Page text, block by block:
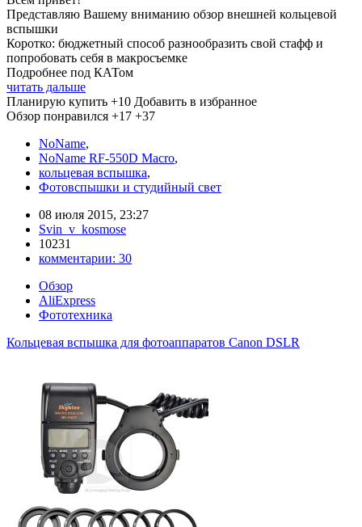
Представляю Вашему вниманию обзор внешней кольцевой
вспышки
Коротко: бюджетный способ разнообразить свой стафф и
попробовать себя в макросъемке
Подробнее под КАТом
читать дальше
Планирую купить +10 Добавить в избранное
Обзор понравился +17 +37
NoName,
NoName RF-550D Macro,
кольцевая вспышка,
Фотовспышки и студийный свет
08 июля 2015, 23:27
Svin_v_kosmose
10231
комментарии: 30
Обзор
AliExpress
Фототехника
Кольцевая вспышка для фотоаппаратов Canon DSLR